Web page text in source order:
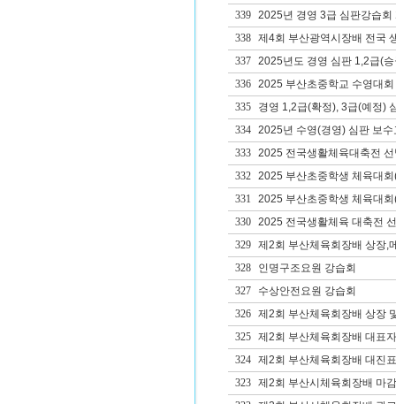
339
2025년 경영 3급 심판강습회
338
제4회 부산광역시장배 전국
337
2025년도 경영 심판 1,2급(
336
2025 부산초중학교 수영대
335
경영 1,2급(확정), 3급(예정)
334
2025년 수영(경영) 심판 보수
333
2025 전국생활체육대축전
332
2025 부산초중학생 체육대
331
2025 부산초중학생 체육대
330
2025 전국생활체육 대축전
329
제2회 부산체육회장배 상장,
328
인명구조요원 강습회
327
수상안전요원 강습회
326
제2회 부산체육회장배 상장
325
제2회 부산체육회장배 대표
324
제2회 부산체육회장배 대진
323
제2회 부산시체육회장배 마감